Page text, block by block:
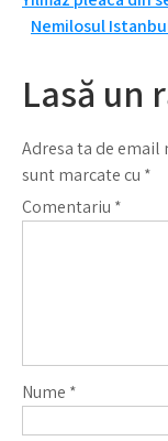
în
articole
Nemilosul
Lasă un
Adresa ta de email
sunt marcate cu *
Comentariu *
Nume *